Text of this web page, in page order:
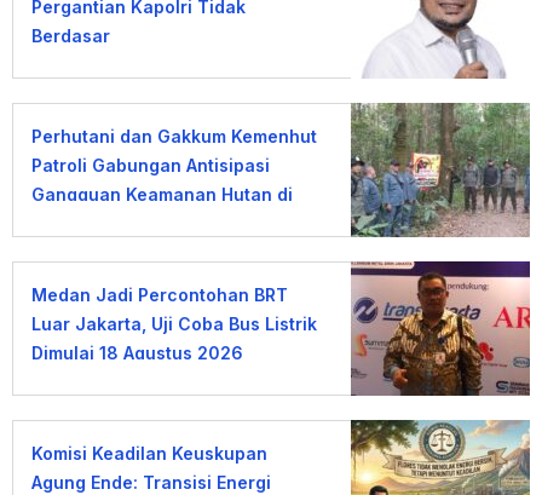
Pergantian Kapolri Tidak
Berdasar
Perhutani dan Gakkum Kemenhut
Patroli Gabungan Antisipasi
Gangguan Keamanan Hutan di
Medan Jadi Percontohan BRT
Luar Jakarta, Uji Coba Bus Listrik
Dimulai 18 Agustus 2026
Komisi Keadilan Keuskupan
Agung Ende: Transisi Energi